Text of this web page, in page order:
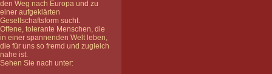
den Weg nach Europa und zu
einer aufgeklärten
Gesellschaftsform sucht.
Offene, tolerante Menschen, die
in einer spannenden Welt leben,
die für uns so fremd und zugleich
nahe ist.
Sehen Sie nach unter: